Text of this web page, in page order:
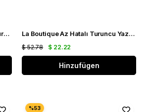
La Boutique Az Hatalı Turuncu Sura İpek Eşarp 24869 La Boutique Az Hatalı Turuncu Yazı Desen Sura İpek Eşarp 30076
$ 22.22
$ 52.78
Hinzufügen